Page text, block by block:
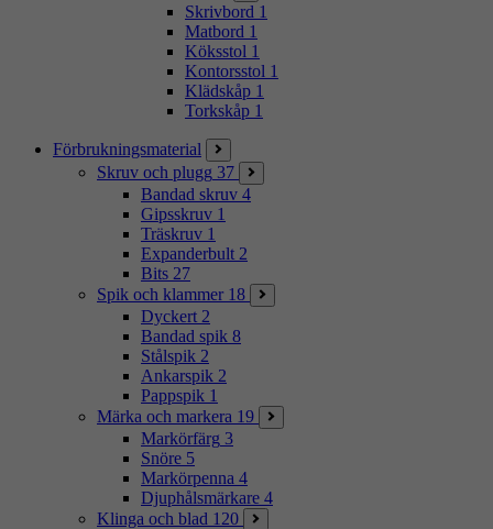
Skrivbord 1
Matbord 1
Köksstol 1
Kontorsstol 1
Klädskåp 1
Torkskåp 1
Förbrukningsmaterial
Skruv och plugg 37
Bandad skruv 4
Gipsskruv 1
Träskruv 1
Expanderbult 2
Bits 27
Spik och klammer 18
Dyckert 2
Bandad spik 8
Stålspik 2
Ankarspik 2
Pappspik 1
Märka och markera 19
Markörfärg 3
Snöre 5
Markörpenna 4
Djuphålsmärkare 4
Klinga och blad 120